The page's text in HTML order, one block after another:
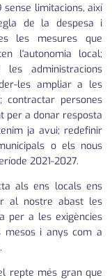
limitacions, així
de la despesa i
les mesures que
l'autonomia local;
administracions
les ampliar a les
contractar persones
per a donar resposta
ja avui; redefinir
o els nous
2021-2027.
als ens locals ens
al nostre abast les
per a les exigències
i anys com a
repte més gran que